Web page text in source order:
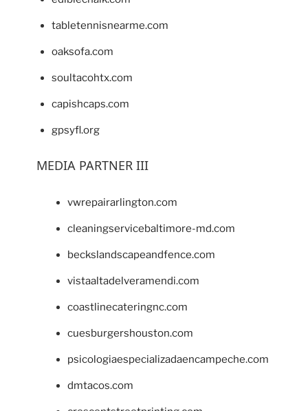
tabletennisnearme.com
oaksofa.com
soultacohtx.com
capishcaps.com
gpsyfl.org
MEDIA PARTNER III
vwrepairarlington.com
cleaningservicebaltimore-md.com
beckslandscapeandfence.com
vistaaltadelveramendi.com
coastlinecateringnc.com
cuesburgershouston.com
psicologiaespecializadaencampeche.com
dmtacos.com